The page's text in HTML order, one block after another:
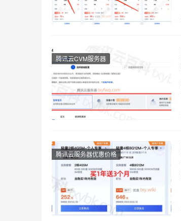
腾讯云CVM服务器
腾讯云服务器优惠价格